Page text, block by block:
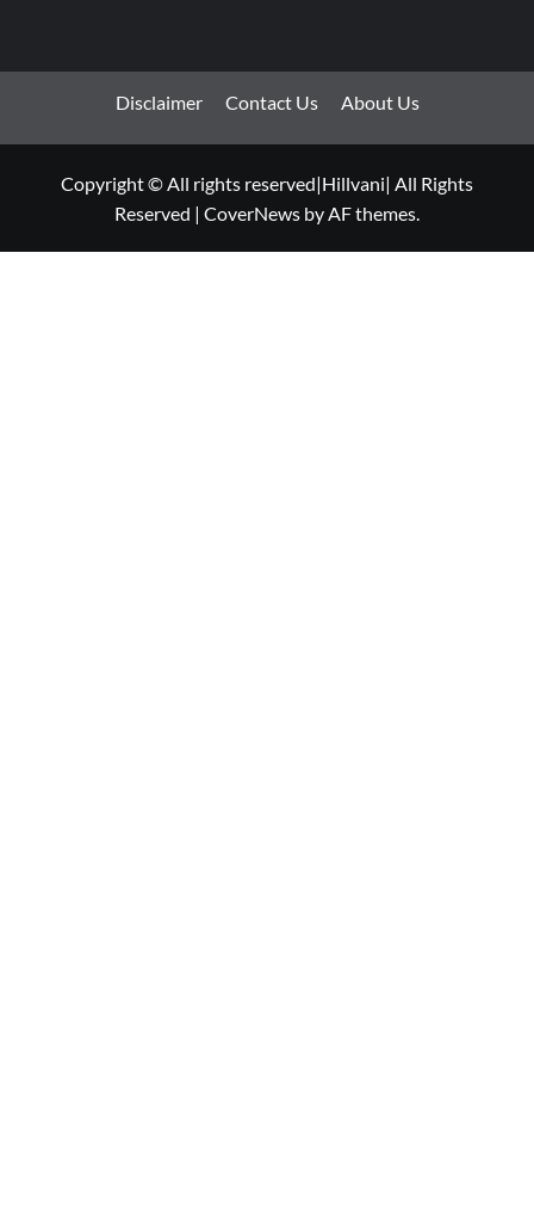
Disclaimer Contact Us About Us
Copyright © All rights reserved|Hillvani| All Rights
Reserved | CoverNews by AF themes.